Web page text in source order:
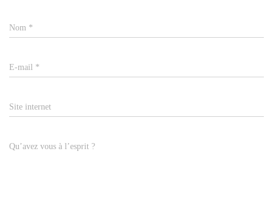
Nom *
E-mail *
Site internet
Qu’avez vous à l’esprit ?